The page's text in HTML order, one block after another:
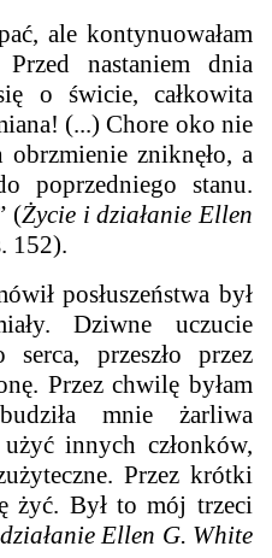
ale kontynuowałam
nastaniem dnia
o świcie, całkowita
(...) Chore oko nie
zniknęło, a
poprzedniego stanu.
(Życie i działanie Ellen
152).
posłuszeństwa był
Dziwne uczucie
serca, przeszło przez
Przez chwilę byłam
mnie żarliwa
innych członków,
Przez krótki
żyć. Był to mój trzeci
Ellen G. White